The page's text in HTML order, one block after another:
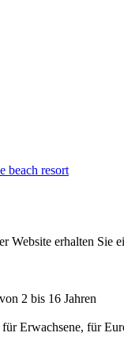
beach resort
erhalten Sie
2 bis 16 Jahren
Erwachsene, für